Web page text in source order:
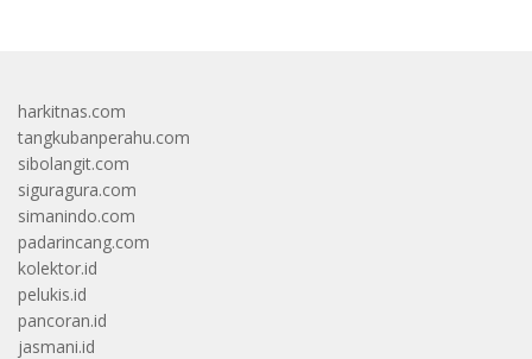
harkitnas.com
tangkubanperahu.com
sibolangit.com
siguragura.com
simanindo.com
padarincang.com
kolektor.id
pelukis.id
pancoran.id
jasmani.id